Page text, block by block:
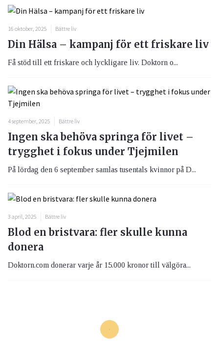
16 oktober, 2025 Bättre liv
Din Hälsa – kampanj för ett friskare liv
Få stöd till ett friskare och lyckligare liv. Doktorn o...
4 september, 2025 Bättre liv
Ingen ska behöva springa för livet –
trygghet i fokus under Tjejmilen
På lördag den 6 september samlas tusentals kvinnor på D...
3 april, 2025 Bättre liv
Blod en bristvara: fler skulle kunna
donera
Doktorn.com donerar varje år 15.000 kronor till välgöra...